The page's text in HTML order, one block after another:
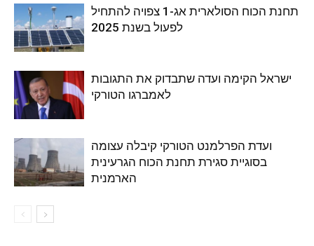
תחנת הכוח הסולארית אג-1 צפויה להתחיל
לפעול בשנת 2025
ישראל הקימה ועדה שתבדוק את התגובות
לאמברגו הטורקי
ועדת הפרלמנט הטורקי קיבלה עצומה
בסוגיית סגירת תחנת הכוח הגרעינית
הארמנית